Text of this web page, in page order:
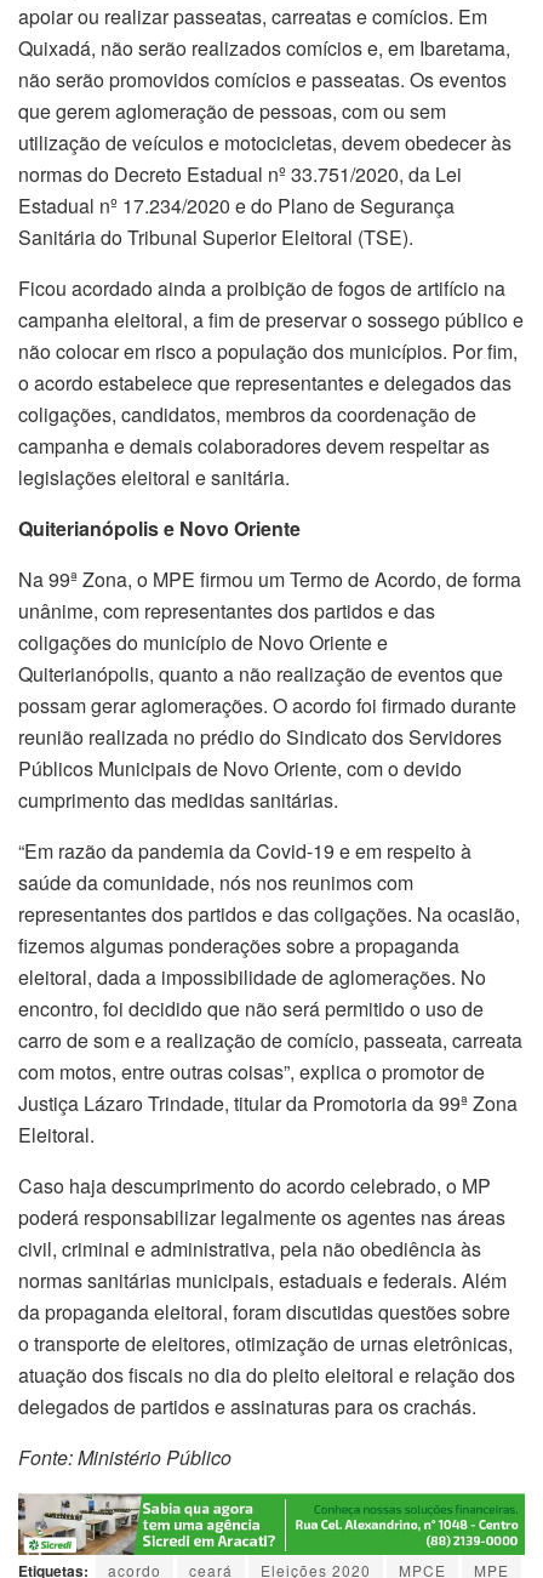
apoiar ou realizar passeatas, carreatas e comícios. Em
Quixadá, não serão realizados comícios e, em Ibaretama,
não serão promovidos comícios e passeatas. Os eventos
que gerem aglomeração de pessoas, com ou sem
utilização de veículos e motocicletas, devem obedecer às
normas do Decreto Estadual nº 33.751/2020, da Lei
Estadual nº 17.234/2020 e do Plano de Segurança
Sanitária do Tribunal Superior Eleitoral (TSE).
Ficou acordado ainda a proibição de fogos de artifício na
campanha eleitoral, a fim de preservar o sossego público e
não colocar em risco a população dos municípios. Por fim,
o acordo estabelece que representantes e delegados das
coligações, candidatos, membros da coordenação de
campanha e demais colaboradores devem respeitar as
legislações eleitoral e sanitária.
Quiterianópolis e Novo Oriente
Na 99ª Zona, o MPE firmou um Termo de Acordo, de forma
unânime, com representantes dos partidos e das
coligações do município de Novo Oriente e
Quiterianópolis, quanto a não realização de eventos que
possam gerar aglomerações. O acordo foi firmado durante
reunião realizada no prédio do Sindicato dos Servidores
Públicos Municipais de Novo Oriente, com o devido
cumprimento das medidas sanitárias.
“Em razão da pandemia da Covid-19 e em respeito à
saúde da comunidade, nós nos reunimos com
representantes dos partidos e das coligações. Na ocasião,
fizemos algumas ponderações sobre a propaganda
eleitoral, dada a impossibilidade de aglomerações. No
encontro, foi decidido que não será permitido o uso de
carro de som e a realização de comício, passeata, carreata
com motos, entre outras coisas”, explica o promotor de
Justiça Lázaro Trindade, titular da Promotoria da 99ª Zona
Eleitoral.
Caso haja descumprimento do acordo celebrado, o MP
poderá responsabilizar legalmente os agentes nas áreas
civil, criminal e administrativa, pela não obediência às
normas sanitárias municipais, estaduais e federais. Além
da propaganda eleitoral, foram discutidas questões sobre
o transporte de eleitores, otimização de urnas eletrônicas,
atuação dos fiscais no dia do pleito eleitoral e relação dos
delegados de partidos e assinaturas para os crachás.
Fonte: Ministério Público
Etiquetas: acordo ceará Eleições 2020 MPCE MPE